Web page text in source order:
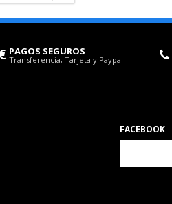
PAGOS SEGUROS
Transferencia, Tarjeta y Paypal
FACEBOOK